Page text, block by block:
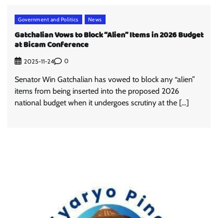
Government and Politics News
Gatchalian Vows to Block “Alien” Items in 2026 Budget
at Bicam Conference
2025-11-24 0
Senator Win Gatchalian has vowed to block any “alien”
items from being inserted into the proposed 2026
national budget when it undergoes scrutiny at the […]